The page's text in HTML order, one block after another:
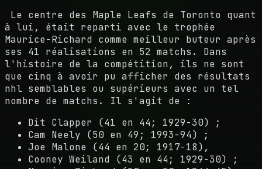
Le centre des Maple Leafs de Toronto quant
à lui, était reparti avec le trophée
Maurice-Richard comme meilleur buteur après
ses 41 réalisations en 52 matchs. Dans
l'histoire de la compétition, ils ne sont
que cinq à avoir pu afficher des résultats
nhl semblables ou supérieurs avec un tel
nombre de matchs. Il s'agit de :
Dit Clapper (41 en 44; 1929-30) ;
Cam Neely (50 en 49; 1993-94) ;
Joe Malone (44 en 20; 1917-18),
Cooney Weiland (43 en 44; 1929-30) ;